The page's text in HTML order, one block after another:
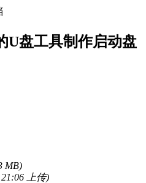
U盘工具制作启动盘
MB)
上传)